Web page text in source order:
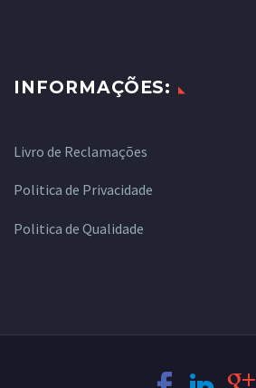
INFORMAÇÕES:
Livro de Reclamações
Politica de Privacidade
Politica de Qualidade